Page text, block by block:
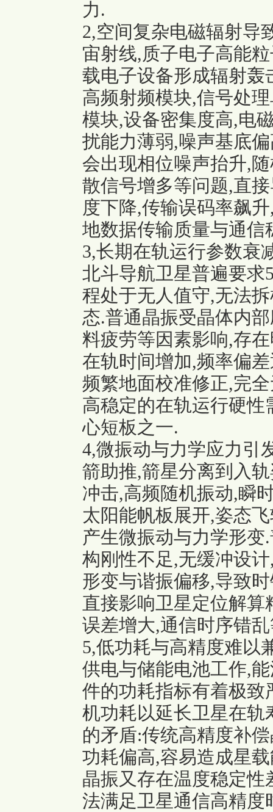
力.
2,空间复杂电磁辐射导
宙射线,质子电子高能
载电子设备形成辐射
高频射频模块,信号处
模块,设备密集度高,电
扰能力薄弱,噪声基底
会出现相位噪声抬升,
散信号增多等问题,直
度下降,传输误码率飙
地数据传输质量与通信
3,长期在轨运行参数衰
北斗导航卫星普遍要求
程处于无人值守,无法
态.普通晶振受晶体内
料疲劳等因素影响,存
在轨时间增加,频率偏
频繁地面校准修正,完
高稳定的在轨运行硬
心短板之一.
4,微振动与力学应力引
箭助推,箭星分离到入
冲击,高频随机振动,瞬
太阳能帆板展开,姿态
产生微振动与力学形
构刚性不足,无缓冲设
形变与谐振偏移,导致
直接影响卫星定位解
误差增大,通信时序错
5,低功耗与高精度难以
供电与储能电池工作,
件的功耗指标有着极
机功耗以延长卫星在
的矛盾:传统高精度补
功耗偏高,容易造成星
晶振又存在温度稳定
法满足卫星通信高精